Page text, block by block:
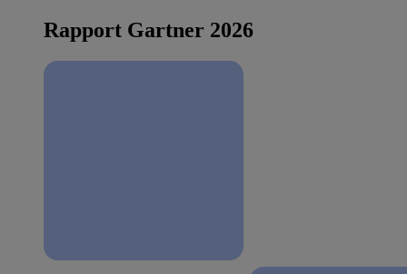
Rapport Gartner 2026